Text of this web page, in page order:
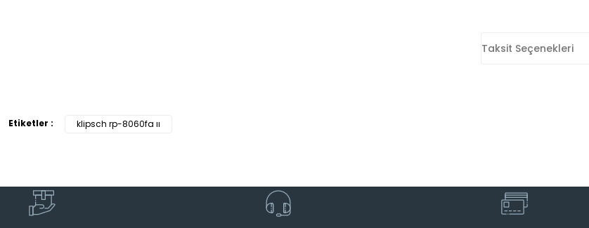
Taksit Seçenekleri
Etiketler : klipsch rp-8060fa ıı